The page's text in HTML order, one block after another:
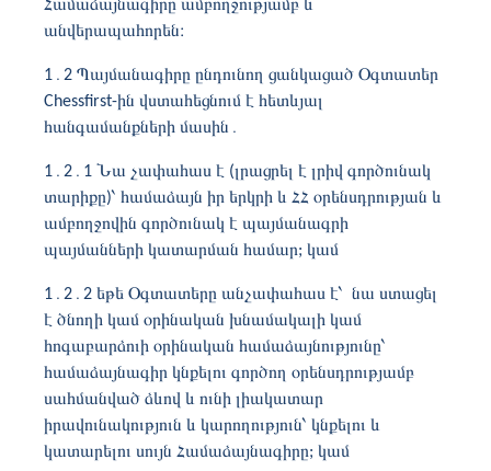
Համաձայնագիրը ամբողջությամբ և
անվերապահորեն։
1 ․2 Պայմանագիրը ընդունող ցանկացած Օգտատեր
Chessfirst-ին վստահեցնում է հետևյալ
հանգամանքների մասին ․
1․2․1 Նա չափահաս է (լրացրել է լրիվ գործունակ
տարիքը)՝ համաձայն իր երկրի և ՀՀ օրենսդրության և
ամբողջովին գործունակ է պայմանագրի
պայմանների կատարման համար; կամ
1 ․2․2 եթե Օգտատերը անչափահաս է՝ նա ստացել
է ծնողի կամ օրինական խնամակալի կամ
հոգաբարձուի օրինական համաձայնությունը՝
համաձայնագիր կնքելու գործող օրենսդրությամբ
սահմանված ձևով և ունի լիակատար
իրավունակություն և կարողություն՝ կնքելու և
կատարելու սույն Համաձայնագիրը; կամ